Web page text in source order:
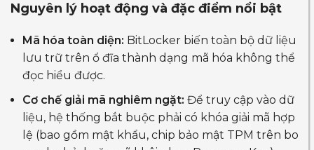
Nguyên lý hoạt động và đặc điểm nổi bật
Mã hóa toàn diện: BitLocker biến toàn bộ dữ liệu
lưu trữ trên ổ đĩa thành dạng mã hóa không thể
đọc hiểu được.
Cơ chế giải mã nghiêm ngặt: Để truy cập vào dữ
liệu, hệ thống bắt buộc phải có khóa giải mã hợp
lệ (bao gồm mật khẩu, chip bảo mật TPM trên bo